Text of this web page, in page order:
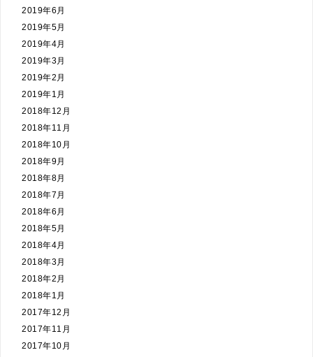
2019年6月
2019年5月
2019年4月
2019年3月
2019年2月
2019年1月
2018年12月
2018年11月
2018年10月
2018年9月
2018年8月
2018年7月
2018年6月
2018年5月
2018年4月
2018年3月
2018年2月
2018年1月
2017年12月
2017年11月
2017年10月